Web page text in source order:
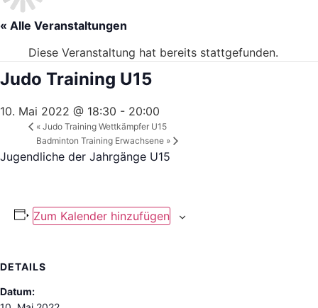
« Alle Veranstaltungen
Diese Veranstaltung hat bereits stattgefunden.
Judo Training U15
10. Mai 2022 @ 18:30 - 20:00
« Judo Training Wettkämpfer U15
Badminton Training Erwachsene »
Jugendliche der Jahrgänge U15
Zum Kalender hinzufügen
DETAILS
Datum: